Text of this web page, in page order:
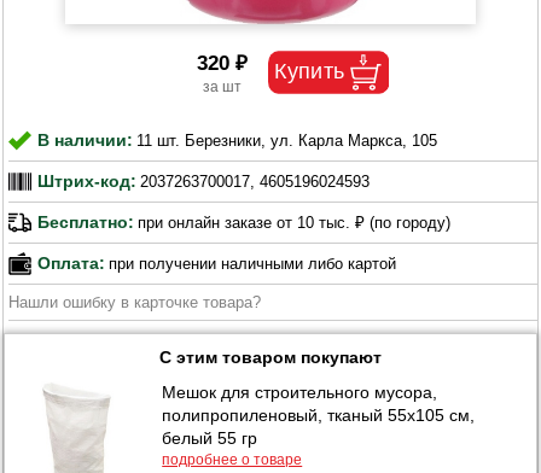
320 ₽
В наличии: 11 шт. Березники, ул. Карла Маркса, 105
Штрих-код: 2037263700017, 4605196024593
Бесплатно: при онлайн заказе от 10 тыс. ₽ (по городу)
Оплата: при получении наличными либо картой
Нашли ошибку в карточке товара?
С этим товаром покупают
Мешок для строительного мусора,
полипропиленовый, тканый 55х105 см,
белый 55 гр
подробнее о товаре